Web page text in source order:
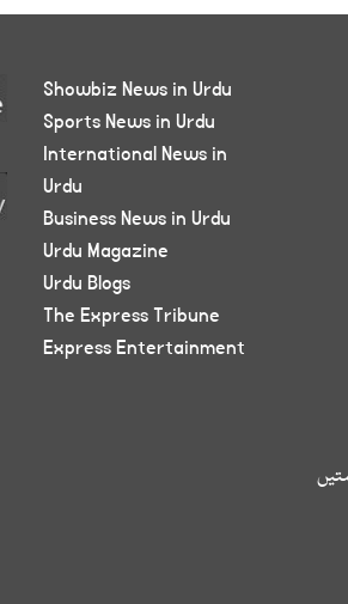
Showbiz News in Urdu
Sports News in Urdu
International News in
Urdu
Business News in Urdu
Urdu Magazine
Urdu Blogs
The Express Tribune
Express Entertainment